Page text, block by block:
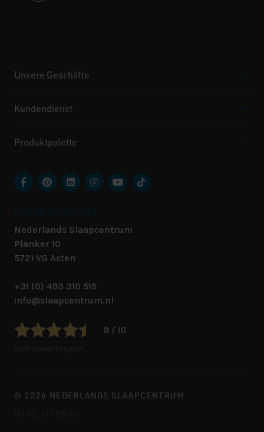
Unsere Geschäfte
Kundendienst
Produktpalette
Nederlands Slaapcentrum
Planker 10
5721 VG Asten
+31 (0) 493 310 515
info@slaapcentrum.nl
9 / 10
© 2026 NEDERLANDS SLAAPCENTRUM